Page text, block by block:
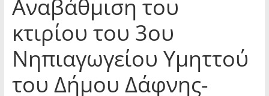
Αναβάθμιση του
κτιρίου του 3ου
Νηπιαγωγείου Υμηττού
του Δήμου Δάφνης-